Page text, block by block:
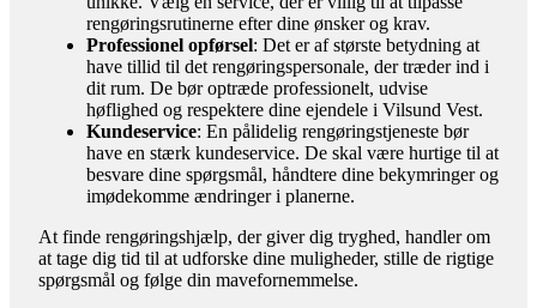
rengøringsrutinerne efter dine ønsker og krav.
Professionel opførsel: Det er af største betydning at
have tillid til det rengøringspersonale, der træder ind i
dit rum. De bør optræde professionelt, udvise
høflighed og respektere dine ejendele i Vilsund Vest.
Kundeservice: En pålidelig rengøringstjeneste bør
have en stærk kundeservice. De skal være hurtige til at
besvare dine spørgsmål, håndtere dine bekymringer og
imødekomme ændringer i planerne.
At finde rengøringshjælp, der giver dig tryghed, handler om
at tage dig tid til at udforske dine muligheder, stille de rigtige
spørgsmål og følge din mavefornemmelse.